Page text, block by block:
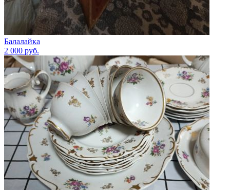
Балалайка
2 000 руб.